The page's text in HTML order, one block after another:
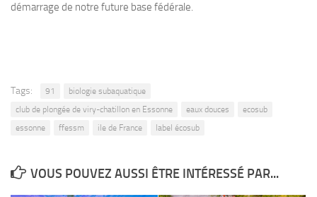
démarrage de notre future base fédérale.
Tags: 91
biologie subaquatique
club de plongée de viry-chatillon en Essonne
eaux douces
ecosub
essonne
ffessm ile de France label écosub
VOUS POUVEZ AUSSI ÊTRE INTÉRESSÉ PAR...